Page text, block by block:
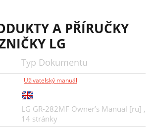
A PŘÍRUČKY
LG
Typ Dokumentu
Uživatelský manuál
LG GR-282MF Owner’s Manual [ru] ,
14 stránky